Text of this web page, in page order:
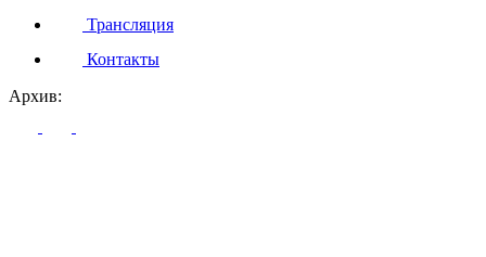
Трансляция
Контакты
Архив: